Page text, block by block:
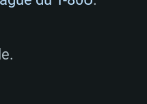
Mémoire: 16 GB et
drivers: Nvidia
Carte graphique:
Mémoire: 8 GB
drivers (moins de